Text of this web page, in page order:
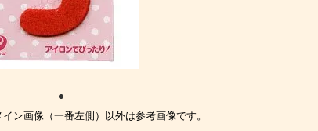
ン画像（一番左側）以外は参考画像です。